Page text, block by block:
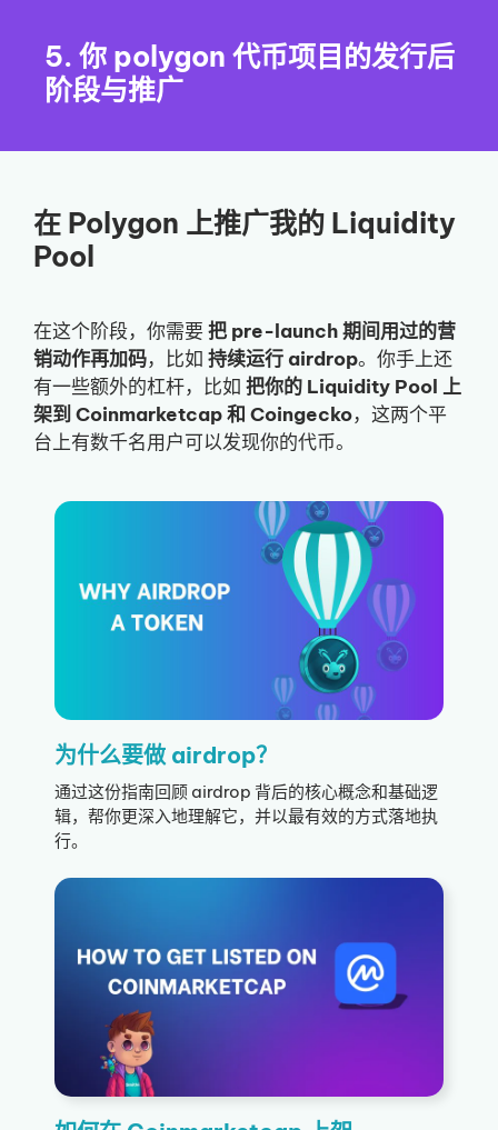
5. 你 polygon 代币项目的发行后
阶段与推广
在 Polygon 上推广我的 Liquidity
Pool
在这个阶段，你需要 把 pre-launch 期间用过的营
销动作再加码，比如 持续运行 airdrop。你手上还
有一些额外的杠杆，比如 把你的 Liquidity Pool 上
架到 Coinmarketcap 和 Coingecko，这两个平
台上有数千名用户可以发现你的代币。
为什么要做 airdrop？
通过这份指南回顾 airdrop 背后的核心概念和基础逻
辑，帮你更深入地理解它，并以最有效的方式落地执
行。